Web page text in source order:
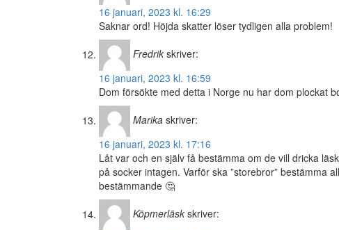
16 januari, 2023 kl. 16:29
Saknar ord! Höjda skatter löser tydligen alla problem!
Fredrik skriver:
16 januari, 2023 kl. 16:59
Dom försökte med detta i Norge nu har dom plockat
Marika skriver:
16 januari, 2023 kl. 17:16
Låt var och en själv få bestämma om de vill dricka
på socker intagen. Varför ska ”storebror” bestämma
bestämmande 🤔
Köpmerläsk skriver: